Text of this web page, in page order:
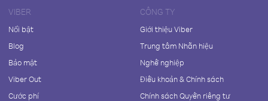
VIBER
Nổi bật
Blog
Bảo mật
Viber Out
Cước phí
CÔNG TY
Giới thiệu Viber
Trung tâm Nhãn hiệu
Nghề nghiệp
Điều khoản & Chính sách
Chính sách Quyền riêng tư